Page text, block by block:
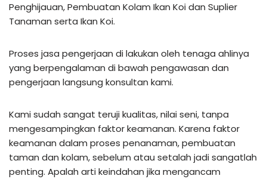
Penghijauan, Pembuatan Kolam Ikan Koi dan Suplier
Tanaman serta Ikan Koi.
Proses jasa pengerjaan di lakukan oleh tenaga ahlinya
yang berpengalaman di bawah pengawasan dan
pengerjaan langsung konsultan kami.
Kami sudah sangat teruji kualitas, nilai seni, tanpa
mengesampingkan faktor keamanan. Karena faktor
keamanan dalam proses penanaman, pembuatan
taman dan kolam, sebelum atau setalah jadi sangatlah
penting. Apalah arti keindahan jika mengancam